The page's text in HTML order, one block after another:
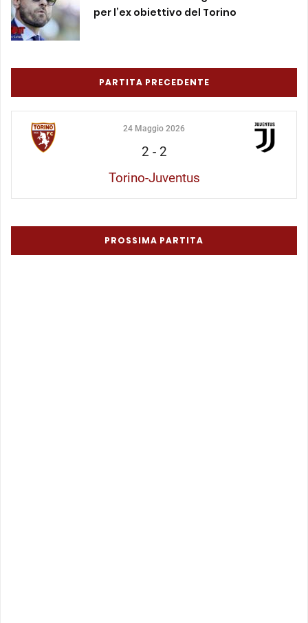
per l’ex obiettivo del Torino
PARTITA PRECEDENTE
24 Maggio 2026
2 - 2
Torino-Juventus
PROSSIMA PARTITA